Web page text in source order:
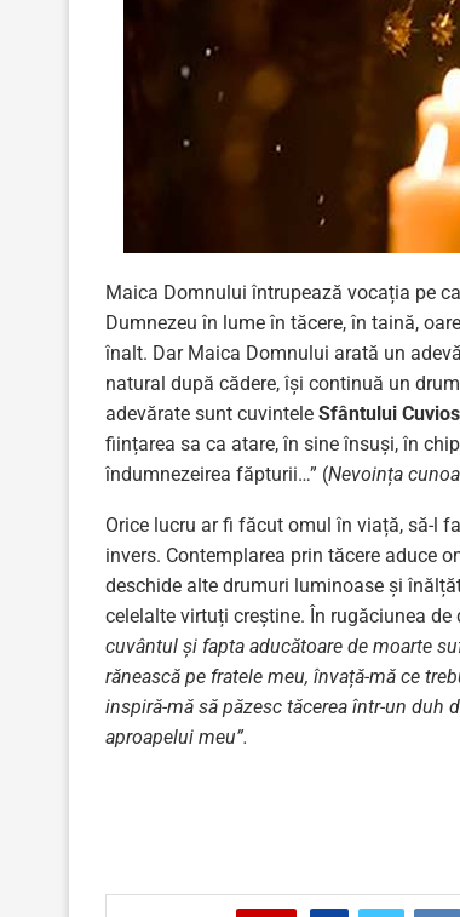
Maica Domnului întrupează vocația pe
Dumnezeu în lume în tăcere, în taină,
înalt. Dar Maica Domnului arată un
natural după cădere, își continuă un
adevărate sunt cuvintele Sfântului
ființarea sa ca atare, în sine însuși, în
îndumnezeirea făpturii…” (Nevoința
Orice lucru ar fi făcut omul în viață, să-l
invers. Contemplarea prin tăcere aduce
deschide alte drumuri luminoase și
celelalte virtuți creștine. În rugăciunea
cuvântul și fapta aducătoare de moarte
rănească pe fratele meu, învață-mă ce
inspiră-mă să păzesc tăcerea într-un duh
aproapelui meu”.